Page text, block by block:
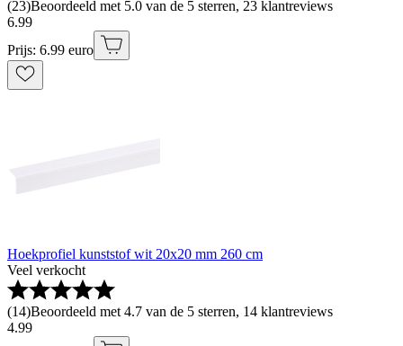
(23)Beoordeeld met 5.0 van de 5 sterren, 23 klantreviews
6.99
Prijs: 6.99 euro
Hoekprofiel kunststof wit 20x20 mm 260 cm
Veel verkocht
(14)Beoordeeld met 4.7 van de 5 sterren, 14 klantreviews
4.99